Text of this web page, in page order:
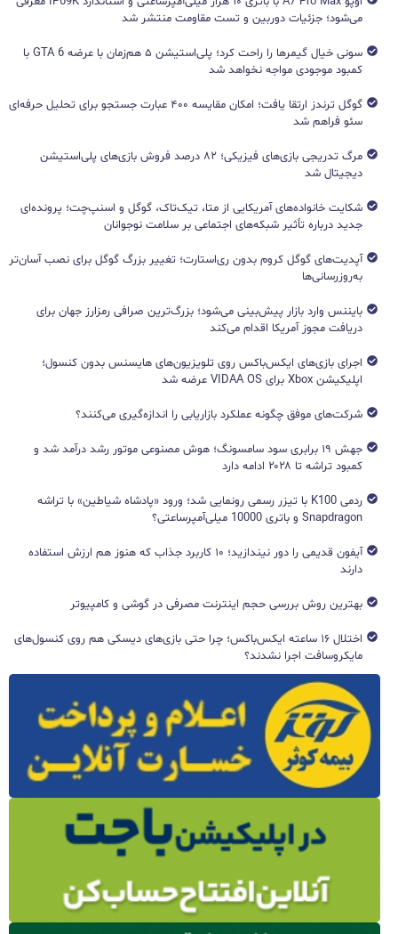
می‌شود؛ جزئیات دوربین و تست مقاومت منتشر شد
سونی خیال گیمرها را راحت کرد؛ پلی‌استیشن ۵ هم‌زمان با عرضه GTA 6 با
کمبود موجودی مواجه نخواهد شد
گوگل ترندز ارتقا یافت؛ امکان مقایسه ۴۰۰ عبارت جستجو برای تحلیل حرفه‌ای
سئو فراهم شد
مرگ تدریجی بازی‌های فیزیکی؛ ۸۲ درصد فروش بازی‌های پلی‌استیشن
دیجیتال شد
شکایت خانواده‌های آمریکایی از متا، تیک‌تاک، گوگل و اسنپ‌چت؛ پرونده‌ای
جدید درباره تأثیر شبکه‌های اجتماعی بر سلامت نوجوانان
آپدیت‌های گوگل کروم بدون ری‌استارت؛ تغییر بزرگ گوگل برای نصب آسان‌تر
به‌روزرسانی‌ها
بایننس وارد بازار پیش‌بینی می‌شود؛ بزرگ‌ترین صرافی رمزارز جهان برای
دریافت مجوز آمریکا اقدام می‌کند
اجرای بازی‌های ایکس‌باکس روی تلویزیون‌های هایسنس بدون کنسول؛
اپلیکیشن Xbox برای VIDAA OS عرضه شد
شرکت‌های موفق چگونه عملکرد بازاریابی را اندازه‌گیری می‌کنند؟
جهش ۱۹ برابری سود سامسونگ؛ هوش مصنوعی موتور رشد درآمد شد و
کمبود تراشه تا ۲۰۲۸ ادامه دارد
ردمی K100 با تیزر رسمی رونمایی شد؛ ورود «پادشاه شیاطین» با تراشه
Snapdragon و باتری 10000 میلی‌آمپرساعتی؟
آیفون قدیمی را دور نیندازید؛ ۱۰ کاربرد جذاب که هنوز هم ارزش استفاده
دارند
بهترین روش بررسی حجم اینترنت مصرفی در گوشی و کامپیوتر
اختلال ۱۶ ساعته ایکس‌باکس؛ چرا حتی بازی‌های دیسکی هم روی کنسول‌های
مایکروسافت اجرا نشدند؟